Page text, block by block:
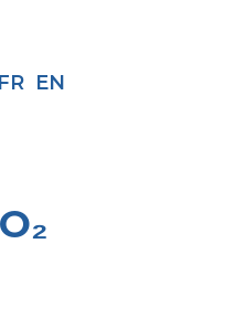
FR EN